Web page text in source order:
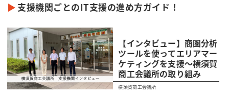
支援機関ごとのIT支援の進め方ガイド！
【インタビュー】商圏分析
ツールを使ってエリアマー
ケティングを支援～横須賀
商工会議所の取り組み
横須賀商工会議所